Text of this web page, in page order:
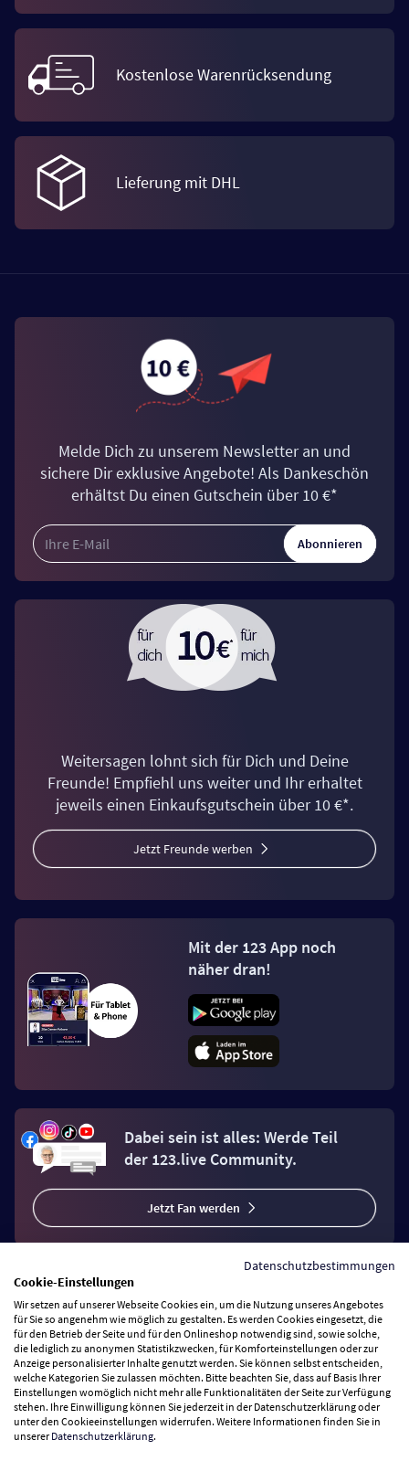
Kostenlose Warenrücksendung
Lieferung mit DHL
Melde Dich zu unserem Newsletter an und
sichere Dir exklusive Angebote! Als Dankeschön
erhältst Du einen Gutschein über 10 €*
Abonnieren
Weitersagen lohnt sich für Dich und Deine
Freunde! Empfiehl uns weiter und Ihr erhaltet
jeweils einen Einkaufsgutschein über 10 €*.
Jetzt Freunde werben
Mit der 123 App noch
näher dran!
Dabei sein ist alles: Werde Teil
der 123.live Community.
Jetzt Fan werden
Vertrag widerrufen
Zahlungsarten
Wir versenden mit
Datenschutzbestimmungen
Cookie-Einstellungen
Wir setzen auf unserer Webseite Cookies ein, um die Nutzung unseres Angebotes
für Sie so angenehm wie möglich zu gestalten. Es werden Cookies eingesetzt, die
für den Betrieb der Seite und für den Onlineshop notwendig sind, sowie solche,
die lediglich zu anonymen Statistikzwecken, für Komforteinstellungen oder zur
Anzeige personalisierter Inhalte genutzt werden. Sie können selbst entscheiden,
welche Kategorien Sie zulassen möchten. Bitte beachten Sie, dass auf Basis Ihrer
Einstellungen womöglich nicht mehr alle Funktionalitäten der Seite zur Verfügung
stehen. Ihre Einwilligung können Sie jederzeit in der Datenschutzerklärung oder
unter den Cookieeinstellungen widerrufen. Weitere Informationen finden Sie in
unsererDatenschutzerklärung.